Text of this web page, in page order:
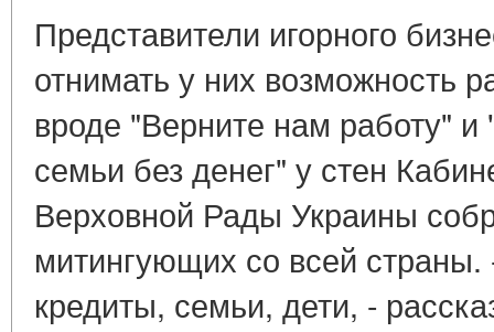
Представители игорного
отнимать у них возможность
вроде "Верните нам работу"
семьи без денег" у стен
Верховной Рады Украины
митингующих со всей страны.
кредиты, семьи, дети, -